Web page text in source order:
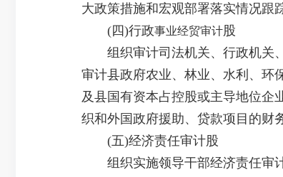
大政策措施和宏观部署落实情况跟
(四)行政事业经贸审计股
组织审计司法机关、行政机关、
审计县政府农业、林业、水利、环
及县国有资本占控股或主导地位企
织和外国政府援助、贷款项目的财
(五)经济责任审计股
组织实施领导干部经济责任审计